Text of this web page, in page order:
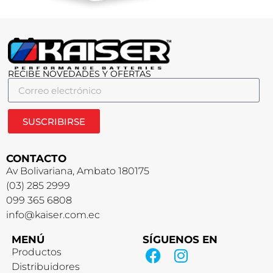
RECIBE NOVEDADES Y OFERTAS
SUSCRIBIRSE
CONTACTO
Av Bolivariana, Ambato 180175
(03) 285 2999
099 365 6808
info@kaiser.com.ec
MENÚ
Productos
Distribuidores
SÍGUENOS EN